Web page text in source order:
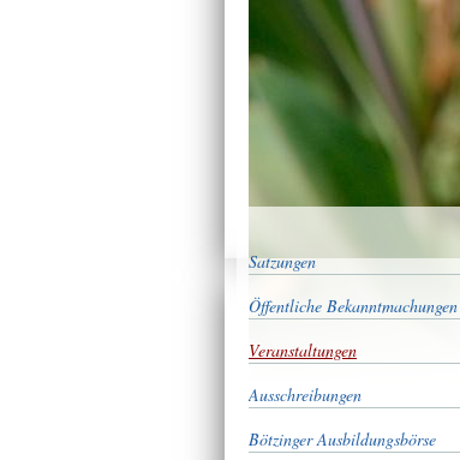
Satzungen
Öffentliche Bekanntmachungen
Veranstaltungen
Ausschreibungen
Bötzinger Ausbildungsbörse